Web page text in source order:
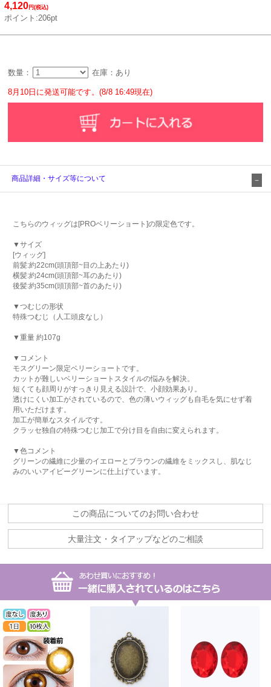
4,120円(税込)
ポイント:206pt
数量： 在庫：あり
8月10日に発送可能です。(8/8 16:49現在)
商品詳細・サイズ等について
こちらのウィッグは[PROベリーショート]の限定色です。
▼サイズ
[ウィッグ]
前髪:約22cm(頭頂部~目の上あたり)
横髪:約24cm(頭頂部~耳のあたり)
後髪:約35cm(頭頂部~首のあたり)
▼つむじの形状
特殊つむじ（人工頭皮なし）
▼重量 約107g
▼コメント
モスグリーン限定ベリーショートです。
カットが難しいベリーショートスタイルの悩みを解決。
短くても顔周りがすっきり見える設計で、小顔効果あり。
透けにくい加工がされているので、色の薄いウィッグも自毛を気にせず着
用いただけます。
加工が簡単なスタイルです。
クラッセ独自の特殊つむじ加工で分け目を自由に変えられます。
▼色コメント
グリーンの繊維に少量のイエローとブラウンの繊維をミックスし、肌なじ
みのいいアイビーグリーンに仕上げています。
この商品についてのお問い合わせ
大量注文・タイアップなどのご相談